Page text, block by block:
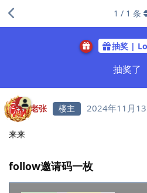
抽奖 |
抽奖了
1 / 1 条
老张 楼主 2024年11月
来来
follow邀请码一枚